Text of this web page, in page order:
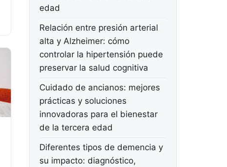
edad
Relación entre presión arterial
alta y Alzheimer: cómo
controlar la hipertensión puede
preservar la salud cognitiva
Cuidado de ancianos: mejores
prácticas y soluciones
innovadoras para el bienestar
de la tercera edad
Diferentes tipos de demencia y
su impacto: diagnóstico,